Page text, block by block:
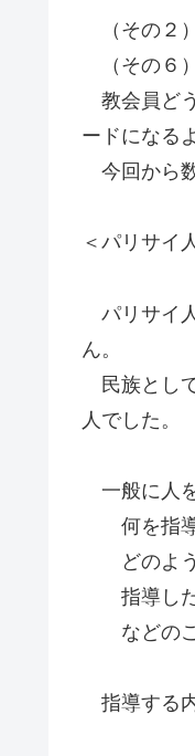
（その２
（その６
教会員ど
ードになる
今回から
＜パリサイ
パリサイ
ん。
民族とし
人でした。
一般に人
何を指導
どのよう
指導した
などのこ
指導する